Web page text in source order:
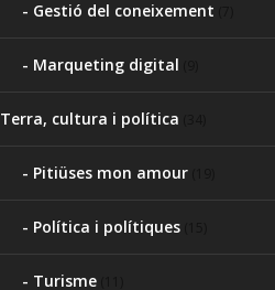
Gestió del coneixement
Marqueting digital
Terra, cultura i política
Pitiüses mon amour
Política i polítiques
Turisme